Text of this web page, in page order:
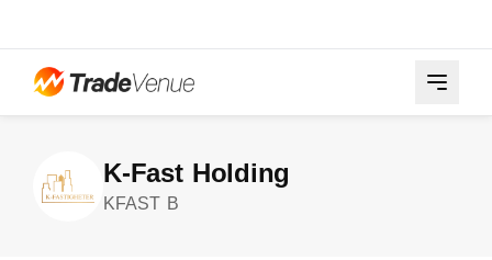
K-Fast Holding
KFAST B